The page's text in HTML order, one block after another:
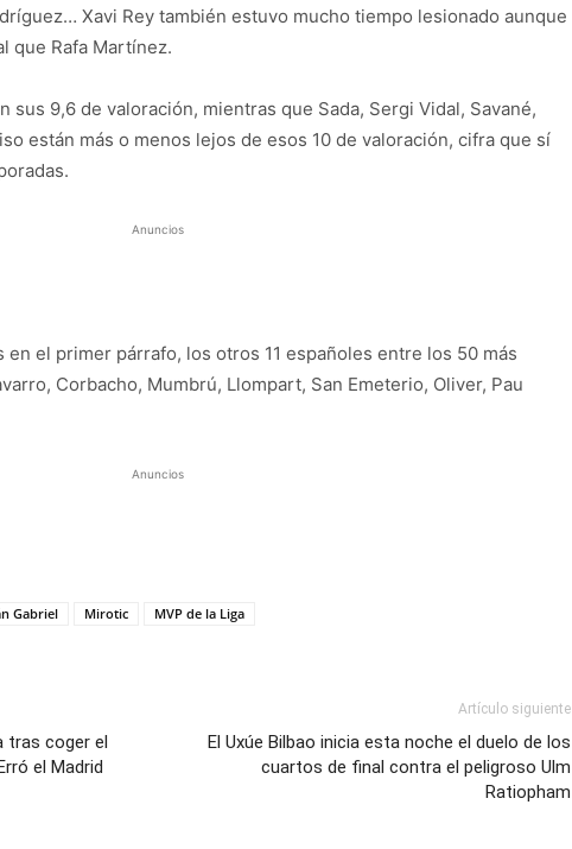
Xavi Rey también estuvo mucho tiempo lesionado aunque
que Rafa Martínez.
sus 9,6 de valoración, mientras que Sada, Sergi Vidal, Savané,
están más o menos lejos de esos 10 de valoración, cifra que sí
Anuncios
el primer párrafo, los otros 11 españoles entre los 50 más
Corbacho, Mumbrú, Llompart, San Emeterio, Oliver, Pau
Anuncios
Gabriel Mirotic MVP de la Liga
tras coger el
el Madrid
Artículo siguiente
El Uxúe Bilbao inicia esta noche el duelo de los
cuartos de final contra el peligroso Ulm
Ratiopham